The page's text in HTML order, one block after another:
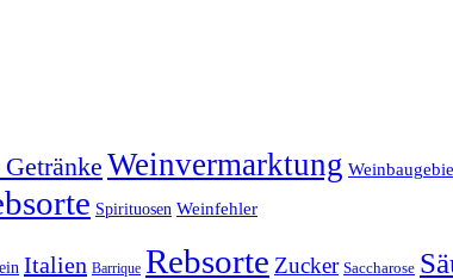
Weinvermarktung
Spirituosen Weinfehler
Italien Barrique Rebsorte Zucker Saccharose